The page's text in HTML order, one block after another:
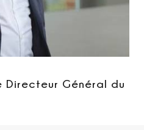
Directeur Général du